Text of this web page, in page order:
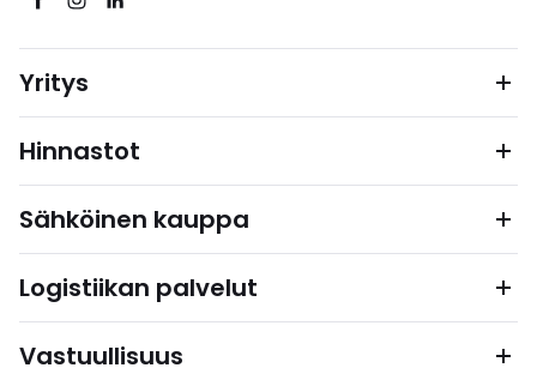
Yritys
Hinnastot
Sähköinen kauppa
Logistiikan palvelut
Vastuullisuus